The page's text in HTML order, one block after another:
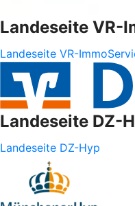
Landeseite VR-
Landeseite VR-
Landeseite DZ-
Landeseite DZ-Hyp